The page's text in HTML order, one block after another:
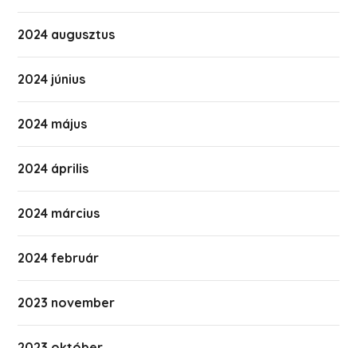
2024 augusztus
2024 június
2024 május
2024 április
2024 március
2024 február
2023 november